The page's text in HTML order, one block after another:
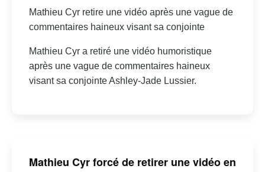
Mathieu Cyr retire une vidéo après une vague de
commentaires haineux visant sa conjointe
Mathieu Cyr a retiré une vidéo humoristique
après une vague de commentaires haineux
visant sa conjointe Ashley-Jade Lussier.
Mathieu Cyr forcé de retirer une vidéo en